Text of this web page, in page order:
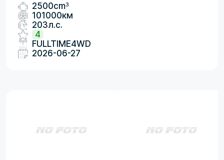
2500cm3
101000км
203л.с.
4
FULLTIME4WD
2026-06-27